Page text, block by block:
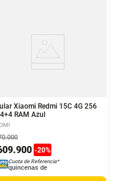
Xiaomi Redmi 15C 4G 256
RAM Azul
.900 -20%
.000
Cuota de Referencia*
quincenas de